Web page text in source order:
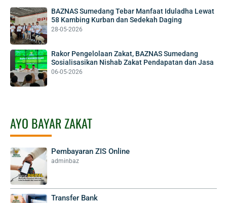
BAZNAS Sumedang Tebar Manfaat Iduladha Lewat
58 Kambing Kurban dan Sedekah Daging
28-05-2026
Rakor Pengelolaan Zakat, BAZNAS Sumedang
Sosialisasikan Nishab Zakat Pendapatan dan Jasa
06-05-2026
AYO BAYAR ZAKAT
Pembayaran ZIS Online
adminbaz
Transfer Bank